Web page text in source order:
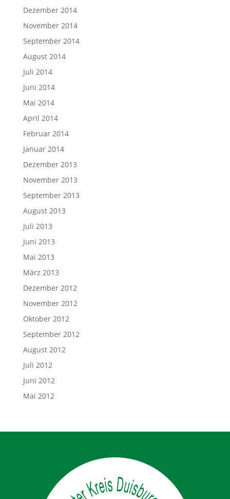
Dezember 2014
November 2014
September 2014
August 2014
Juli 2014
Juni 2014
Mai 2014
April 2014
Februar 2014
Januar 2014
Dezember 2013
November 2013
September 2013
August 2013
Juli 2013
Juni 2013
Mai 2013
März 2013
Dezember 2012
November 2012
Oktober 2012
September 2012
August 2012
Juli 2012
Juni 2012
Mai 2012